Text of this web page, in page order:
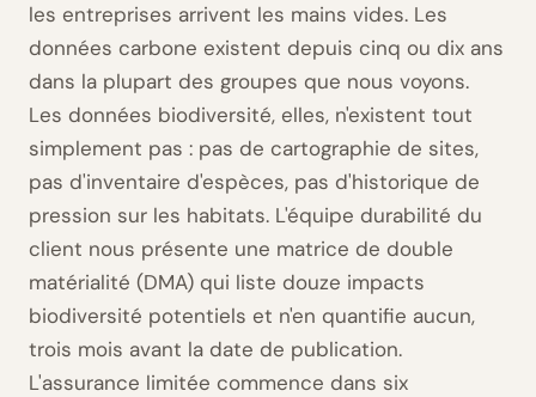
les entreprises arrivent les mains vides. Les
données carbone existent depuis cinq ou dix ans
dans la plupart des groupes que nous voyons.
Les données biodiversité, elles, n'existent tout
simplement pas : pas de cartographie de sites,
pas d'inventaire d'espèces, pas d'historique de
pression sur les habitats. L'équipe durabilité du
client nous présente une matrice de double
matérialité (DMA) qui liste douze impacts
biodiversité potentiels et n'en quantifie aucun,
trois mois avant la date de publication.
L'assurance limitée commence dans six